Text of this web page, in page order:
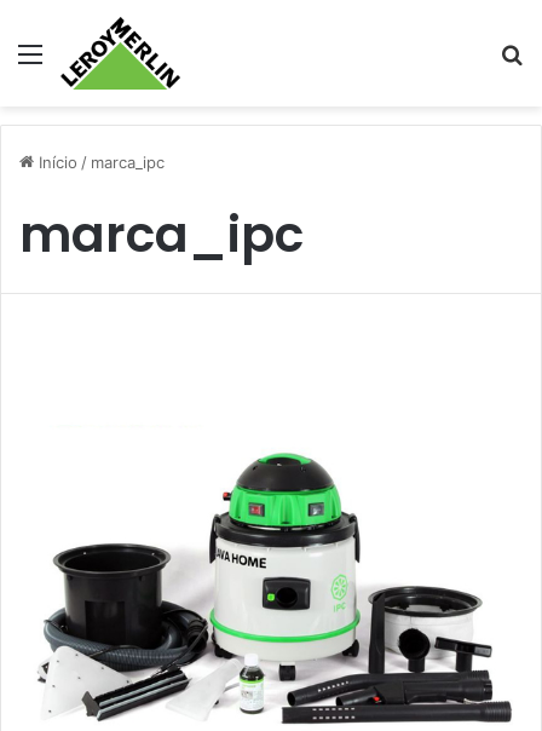
Menu
Início / marca_ipc
marca_ipc